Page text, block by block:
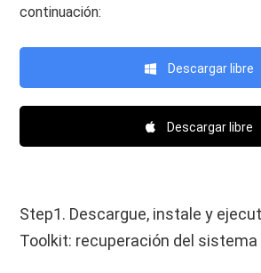
continuación:
Descargar libre
Descargar libre
Step1. Descargue, instale y
Toolkit: recuperación del sistema